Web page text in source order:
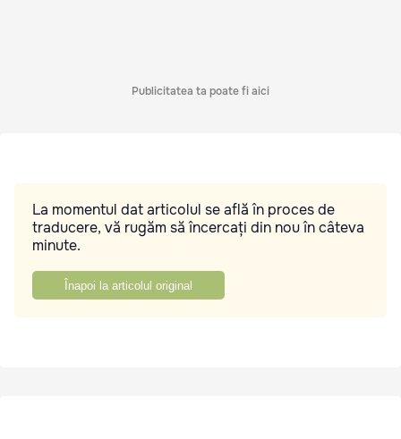
Publicitatea ta poate fi aici
La momentul dat articolul se află în proces de
traducere, vă rugăm să încercați din nou în câteva
minute.
Înapoi la articolul original